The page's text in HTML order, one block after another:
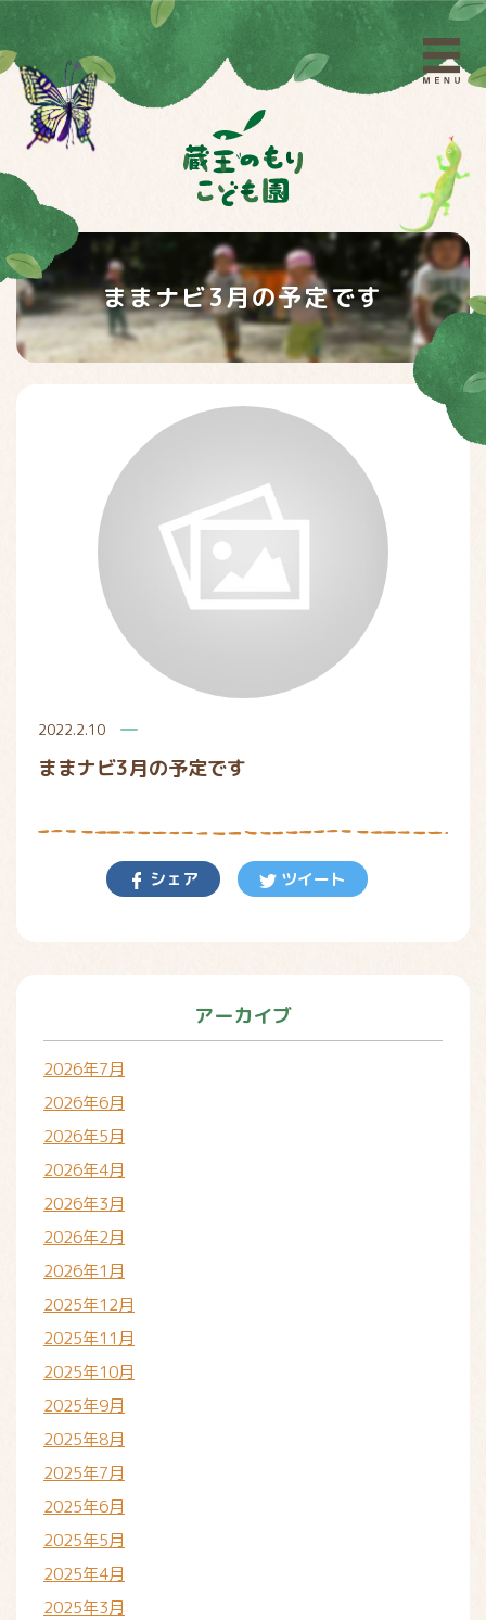
ままナビ3月の予定です
2022.2.10
ままナビ3月の予定です
シェア ツイート
アーカイブ
2026年7月
2026年6月
2026年5月
2026年4月
2026年3月
2026年2月
2026年1月
2025年12月
2025年11月
2025年10月
2025年9月
2025年8月
2025年7月
2025年6月
2025年5月
2025年4月
2025年3月